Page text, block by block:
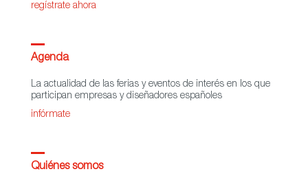
regístrate ahora
Agenda
La actualidad de las ferias y eventos de interés en los que
participan empresas y diseñadores españoles
infórmate
Quiénes somos